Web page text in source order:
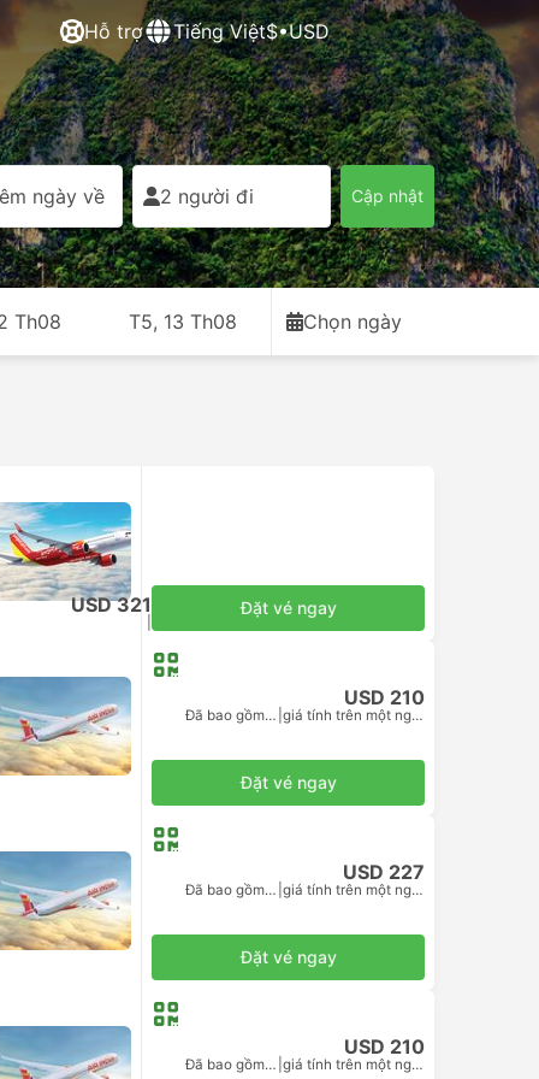
Hỗ trợ Tiếng Việt$•USD
ngày về 2 người đi Cập nhật
Th08 T5, 13 Th08 Chọn ngày
USD 321
Đã bao gồm thuế
giá tính trên một người lớn
Đặt vé ngay
USD 210
Đã bao gồm thuế | giá tính trên một người lớn
Đặt vé ngay
USD 227
Đã bao gồm thuế | giá tính trên một người lớn
Đặt vé ngay
USD 210
Đã bao gồm thuế | giá tính trên một người lớn